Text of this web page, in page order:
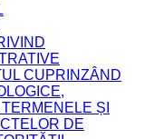
CUPRINZÂND
ȘI
DE